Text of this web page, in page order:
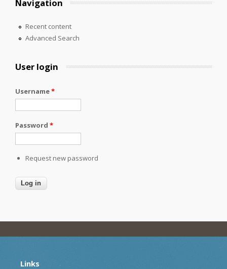
Navigation
Recent content
Advanced Search
User login
Username*
Password *
Request new password
Links